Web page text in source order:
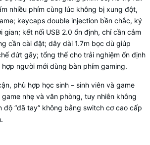
nhiều phím cùng lúc không bị xung đột,
keycaps double injection bền chắc, ký
gian; kết nối USB 2.0 ổn định, chỉ cần cắm
cần cài đặt; dây dài 1.7m bọc dù giúp
đứt gãy; tổng thể cho trải nghiệm ổn định
người mới dùng bàn phím gaming.
phù hợp học sinh – sinh viên và game
nhẹ và văn phòng, tuy nhiên không
độ “đã tay” không bằng switch cơ cao cấp